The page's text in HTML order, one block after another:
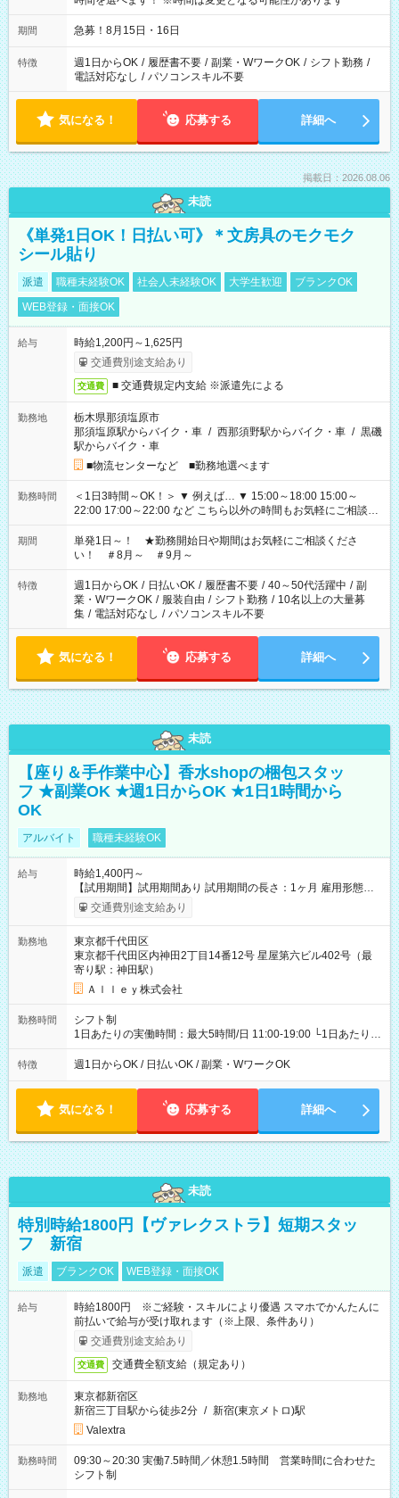
期間 急募！8月15日・16日
特徴 週1日からOK / 履歴書不要 / 副業・WワークOK / シフト勤務 /
電話対応なし / パソコンスキル不要
気になる！ 応募する 詳細へ
掲載日：2026.08.06
未読
《単発1日OK！日払い可》＊文房具のモクモク
シール貼り
派遣 職種未経験OK 社会人未経験OK 大学生歓迎
ブランクOK
WEB登録・面接OK
給与
時給1,200円～1,625円
交通費別途支給あり
交通費 ■ 交通費規定内支給 ※派遣先による
勤務地
栃木県那須塩原市
那須塩原駅からバイク・車 / 西那須野駅からバイク・車 / 黒磯
駅からバイク・車
■物流センターなど ■勤務地選べます
勤務時間
＜1日3時間～OK！＞ ▼ 例えば… ▼ 15:00～18:00 15:00～
22:00 17:00～22:00 など こちら以外の時間もお気軽にご相談く
ださい！
期間
単発1日～！ ★勤務開始日や期間はお気軽にご相談くださ
い！ ＃8月～ ＃9月～
特徴 週1日からOK / 日払いOK / 履歴書不要 / 40～50代活躍中 / 副
業・WワークOK / 服装自由 / シフト勤務 / 10名以上の大量募
集 / 電話対応なし / パソコンスキル不要
気になる！ 応募する 詳細へ
未読
【座り＆手作業中心】香水shopの梱包スタッ
フ ★副業OK ★週1日からOK ★1日1時間から
OK
アルバイト 職種未経験OK
給与
時給1,400円～
【試用期間】試用期間あり 試用期間の長さ：1ヶ月 雇用形態、
給与は本採用時と同じです。
交通費別途支給あり
勤務地
東京都千代田区
東京都千代田区内神田2丁目14番12号 星屋第六ビル402号（最
寄り駅：神田駅）
Ａｌｌｅｙ株式会社
勤務時間
シフト制
1日あたりの実働時間：最大5時間/日 11:00-19:00 └1日あたりの
実働時間：1-5時間 └上記の時間帯内であれば、いつでも勤務可
能！ └平日・土曜日の中で、お好きな曜日でご勤務いただけま
18:00 などのように、自由な働き方が可能なお仕事です！
特徴 週1日からOK / 日払いOK / 副業・WワークOK
気になる！ 応募する 詳細へ
未読
特別時給1800円【ヴァレクストラ】短期スタッ
フ 新宿
派遣 ブランクOK WEB登録・面接OK
給与
時給1800円 ※ご経験・スキルにより優遇 スマホでかんたんに
前払いで給与が受け取れます（※上限、条件あり）
交通費別途支給あり
交通費 交通費全額支給（規定あり）
勤務地
東京都新宿区
新宿三丁目駅から徒歩2分 / 新宿(東京メトロ)駅
Valextra
勤務時間
09:30～20:30 実働7.5時間／休憩1.5時間 営業時間に合わせた
シフト制